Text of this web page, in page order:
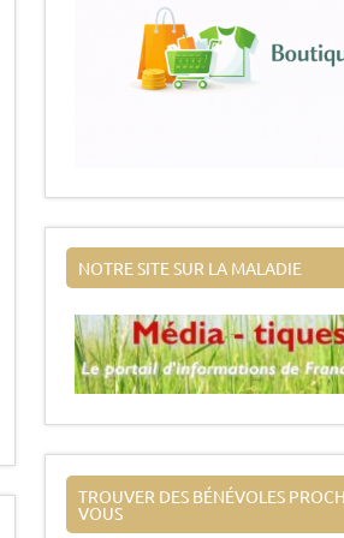
NOTRE SITE SUR LA MALADIE
TROUVER DES BÉNÉVOLES
VOUS